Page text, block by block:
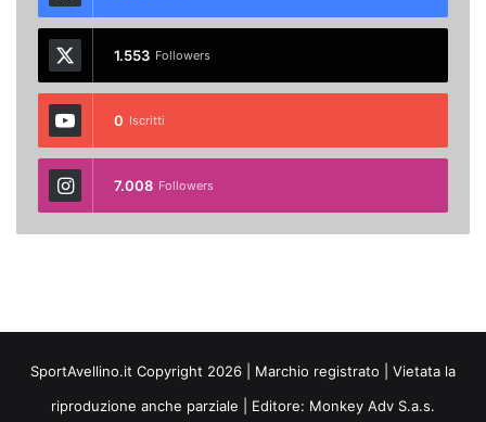
1.553 Followers
0 Iscritti
7.008 Followers
SportAvellino.it Copyright 2026 | Marchio registrato | Vietata la
riproduzione anche parziale | Editore: Monkey Adv S.a.s.